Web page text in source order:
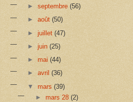
►septembre(56)
►août(50)
►juillet(47)
►juin(25)
► mai(44)
►avril(36)
▼mars(39)
► mars 28 (2)